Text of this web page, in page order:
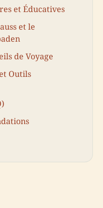
et Éducatives
et le
de Voyage
Outils